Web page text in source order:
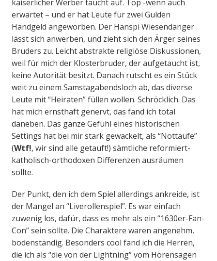
kaiserlicher Werber taucht auf. Top -wenn auch
erwartet – und er hat Leute für zwei Gulden
Handgeld angeworben. Der Hanspi Wiesendanger
lässt sich anwerben, und zieht sich den Ärger seines
Bruders zu. Leicht abstrakte religiöse Diskussionen,
weil für mich der Klosterbruder, der aufgetaucht ist,
keine Autorität besitzt. Danach rutscht es ein Stück
weit zu einem Samstagabendsloch ab, das diverse
Leute mit “Heiraten” füllen wollen. Schröcklich. Das
hat mich ernsthaft genervt, das fand ich total
daneben. Das ganze Gefühl eines historischen
Settings hat bei mir stark gewackelt, als “Nottaufe”
(Wtf!, wir sind alle getauft!) sämtliche reformiert-
katholisch-orthodoxen Differenzen ausräumen
sollte.
Der Punkt, den ich dem Spiel allerdings ankreide, ist
der Mangel an “Liverollenspiel”. Es war einfach
zuwenig los, dafür, dass es mehr als ein “1630er-Fan-
Con” sein sollte. Die Charaktere waren angenehm,
bodenständig. Besonders cool fand ich die Herren,
die ich als “die von der Lightning” vom Hörensagen